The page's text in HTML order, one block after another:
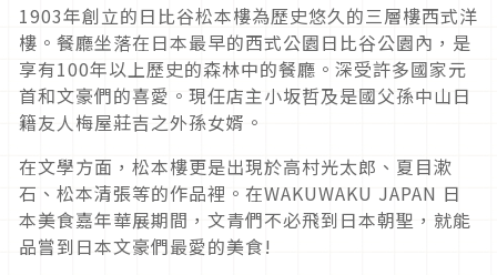
1903年創立的日比谷松本樓為歷史悠久的三層樓西式洋
樓。餐廳坐落在日本最早的西式公園日比谷公園內，是
享有100年以上歷史的森林中的餐廳。深受許多國家元
首和文豪們的喜愛。現任店主小坂哲及是國父孫中山日
籍友人梅屋莊吉之外孫女婿。
在文學方面，松本樓更是出現於高村光太郎、夏目漱
石、松本清張等的作品裡。在WAKUWAKU JAPAN 日
本美食嘉年華展期間，文青們不必飛到日本朝聖，就能
品嘗到日本文豪們最愛的美食!